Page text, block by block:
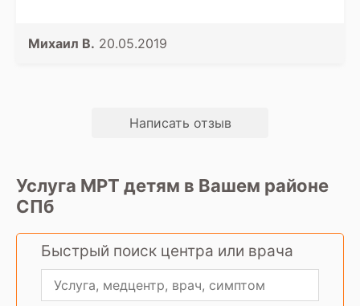
Михаил В. 20.05.2019
Написать отзыв
Услуга МРТ детям в Вашем районе
СПб
Быстрый поиск центра или врача